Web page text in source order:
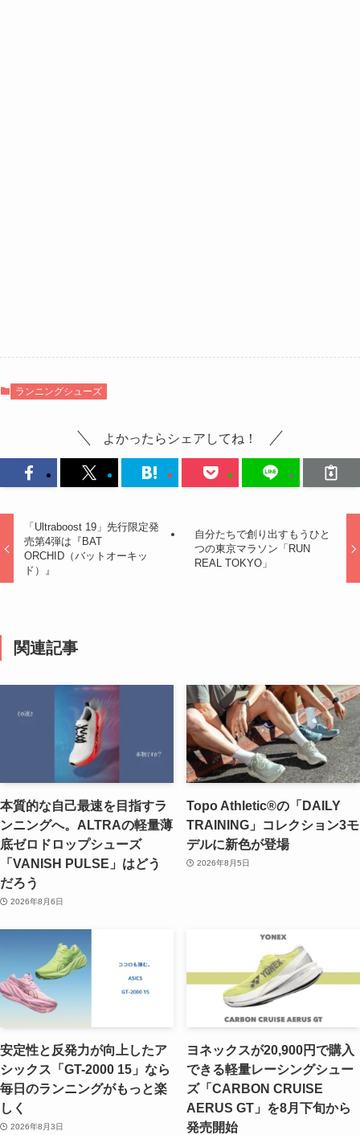
ランニングシューズ
よかったらシェアしてね！
「Ultraboost 19」先行限定発
売第4弾は『BAT
ORCHID（バットオーキッ
ド）』
自分たちで創り出すもうひと
つの東京マラソン「RUN
REAL TOKYO」
関連記事
本質的な自己最速を目指すラ
ンニングへ。ALTRAの軽量薄
底ゼロドロップシューズ
「VANISH PULSE」はどう
だろう
2026年8月6日
Topo Athletic®の「DAILY
TRAINING」コレクション3モ
デルに新色が登場
2026年8月5日
安定性と反発力が向上したア
シックス「GT-2000 15」なら
毎日のランニングがもっと楽
しく
2026年8月3日
ヨネックスが20,900円で購入
できる軽量レーシングシュー
ズ「CARBON CRUISE
AERUS GT」を8月下旬から
発売開始